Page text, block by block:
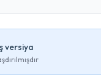
versiya